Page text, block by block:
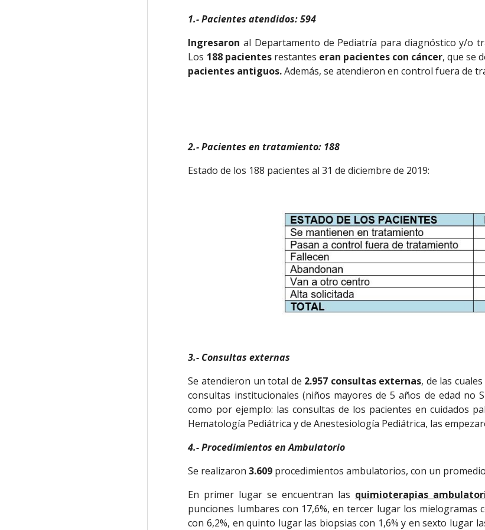
1.- Pacientes atendidos: 594
Ingresaron al Departamento de Pediatría para diagnóstico y/o
Los 188 pacientes restantes eran pacientes con cáncer, que se
pacientes antiguos.Además, se atendieron en control fuera de
2.- Pacientes en tratamiento: 188
Estado de los 188 pacientes al 31 de diciembre de 2019:
3.- Consultas externas
Se atendieron un total de 2.957 consultas externas, de las
consultas institucionales (niños mayores de 5 años de edad no
como por ejemplo: las consultas de los pacientes en cuidados
Hematología Pediátrica y de Anestesiología Pediátrica, las
4.- Procedimientos en Ambulatorio
Se realizaron3.609 procedimientos ambulatorios, con un
En primer lugar se encuentran las quimioterapias
punciones lumbares con 17,6%, en tercer lugar los
con 6,2%, en quinto lugar las biopsias con 1,6% y en sexto lugar